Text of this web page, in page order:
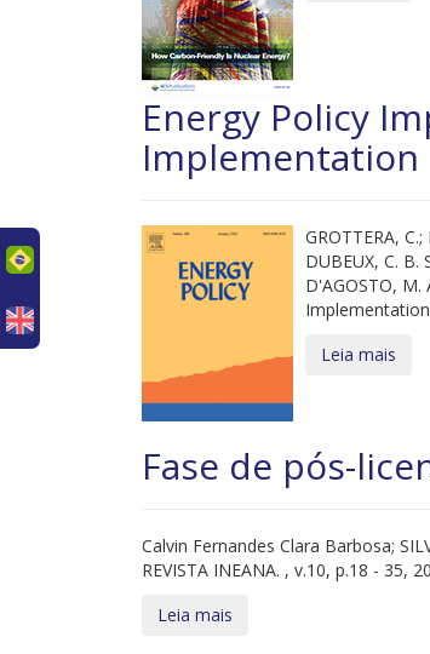
Energy Policy
Implementation
GROTTERA,
DUBEUX, C. B.
D'AGOSTO, M.
Leia mais
Fase de pós-
Calvin Fernandes Clara Barbosa;
REVISTA INEANA. , v.10, p.18 - 35,
Leia mais